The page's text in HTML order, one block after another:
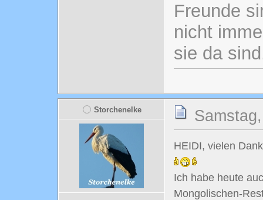
Freunde
nicht
sie da
Storchenelke
HEIDI, vielen
Ich habe heute
Mongolischen-